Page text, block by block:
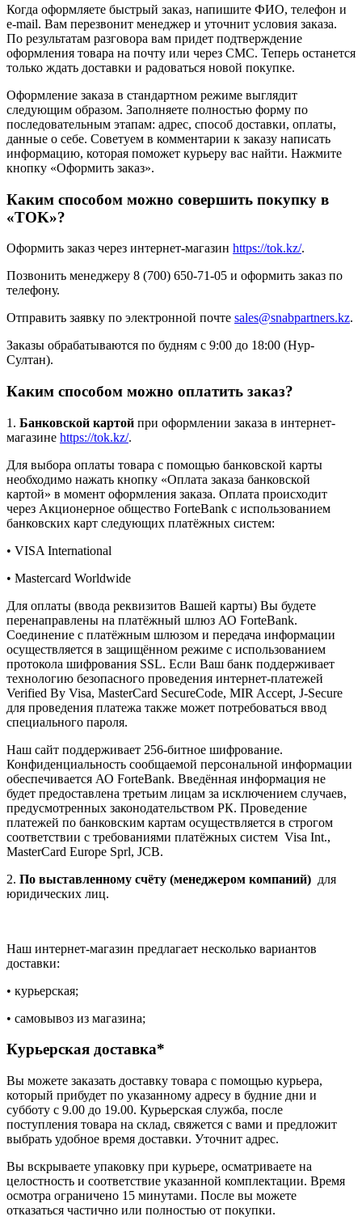
Когда оформляете быстрый заказ, напишите ФИО, телефон и
e-mail. Вам перезвонит менеджер и уточнит условия заказа.
По результатам разговора вам придет подтверждение
оформления товара на почту или через СМС. Теперь останется
только ждать доставки и радоваться новой покупке.
Оформление заказа в стандартном режиме выглядит
следующим образом. Заполняете полностью форму по
последовательным этапам: адрес, способ доставки, оплаты,
данные о себе. Советуем в комментарии к заказу написать
информацию, которая поможет курьеру вас найти. Нажмите
кнопку «Оформить заказ».
Каким способом можно совершить покупку в
«TOK»?
Оформить заказ через интернет-магазин https://tok.kz/.
Позвонить менеджеру 8 (700) 650-71-05 и оформить заказ по
телефону.
Отправить заявку по электронной почте sales@snabpartners.kz.
Заказы обрабатываются по будням с 9:00 до 18:00 (Нур-
Султан).
Каким способом можно оплатить заказ?
1. Банковской картой при оформлении заказа в интернет-
магазине https://tok.kz/.
Для выбора оплаты товара с помощью банковской карты
необходимо нажать кнопку «Оплата заказа банковской
картой» в момент оформления заказа. Оплата происходит
через Акционерное общество ForteBank с использованием
банковских карт следующих платёжных систем:
• VISA International
• Mastercard Worldwide
Для оплаты (ввода реквизитов Вашей карты) Вы будете
перенаправлены на платёжный шлюз АО ForteBank.
Соединение с платёжным шлюзом и передача информации
осуществляется в защищённом режиме с использованием
протокола шифрования SSL. Если Ваш банк поддерживает
технологию безопасного проведения интернет-платежей
Verified By Visa, MasterCard SecureCode, MIR Accept, J-Secure
для проведения платежа также может потребоваться ввод
специального пароля.
Наш сайт поддерживает 256-битное шифрование.
Конфиденциальность сообщаемой персональной информации
обеспечивается АО ForteBank. Введённая информация не
будет предоставлена третьим лицам за исключением случаев,
предусмотренных законодательством РК. Проведение
платежей по банковским картам осуществляется в строгом
соответствии с требованиями платёжных систем Visa Int.,
MasterCard Europe Sprl, JCB.
2. По выставленному счёту (менеджером компаний) для
юридических лиц.
Наш интернет-магазин предлагает несколько вариантов
доставки:
• курьерская;
• самовывоз из магазина;
Курьерская доставка*
Вы можете заказать доставку товара с помощью курьера,
который прибудет по указанному адресу в будние дни и
субботу с 9.00 до 19.00. Курьерская служба, после
поступления товара на склад, свяжется с вами и предложит
выбрать удобное время доставки. Уточнит адрес.
Вы вскрываете упаковку при курьере, осматриваете на
целостность и соответствие указанной комплектации. Время
осмотра ограничено 15 минутами. После вы можете
отказаться частично или полностью от покупки.